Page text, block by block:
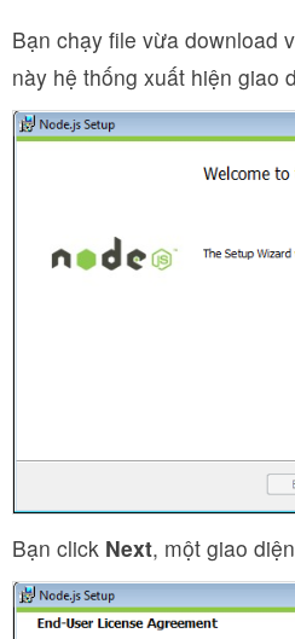
Bạn chạy file vừa download
này hệ thống xuất hiện giao
Bạn click Next, một giao